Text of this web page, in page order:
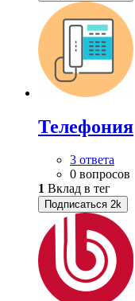
Телефония
3 ответа
0 вопросов
1 Вклад в тег
Подписаться 2k